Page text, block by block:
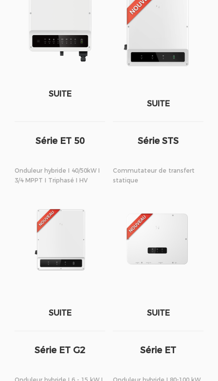
SUITE
SUITE
Série ET 50
Onduleur hybride I 40/50kW I
3/4 MPPT I Triphasé I HV
SUITE
Série STS
Commutateur de transfert
statique
SUITE
Série ET G2 Série ET